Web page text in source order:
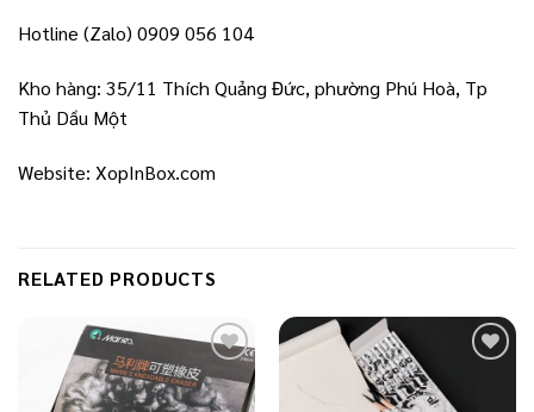
Hotline (Zalo) 0909 056 104
Kho hàng: 35/11 Thích Quảng Đức, phường Phú Hoà, Tp
Thủ Dầu Một
Website: XopInBox.com
RELATED PRODUCTS
Add to
wishlist